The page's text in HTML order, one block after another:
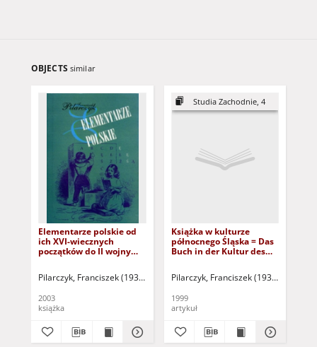
OBJECTS similar
Elementarze polskie od
ich XVI-wiecznych
początków do II wojny
księgoznawczej
Pilarczyk, Franciszek (1939- )
2003
książka
Studia Zachodnie, 4
Książka w kulturze
północnego Śląska = Das
Buch in der Kultur des
Pilarczyk, Franciszek (1939- )
1999
artykuł